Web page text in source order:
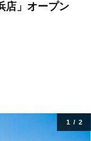
店」オープン
1/ 2